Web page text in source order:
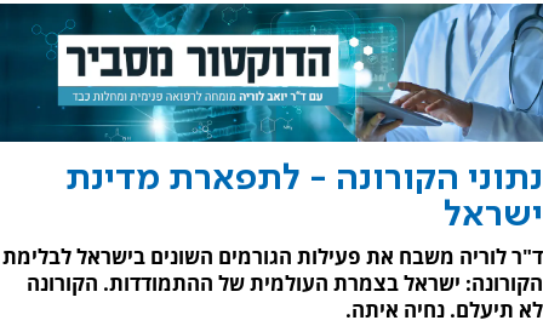
נתוני הקורונה - לתפארת מדינת
ישראל
ד"ר לוריה משבח את פעילות הגורמים השונים בישראל לבלימת
הקורונה: ישראל בצמרת העולמית של ההתמודדות. הקורונה
לא תיעלם. נחיה איתה.